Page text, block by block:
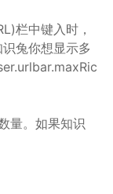
栏中键入时，
兔你想显示多
量。如果知识